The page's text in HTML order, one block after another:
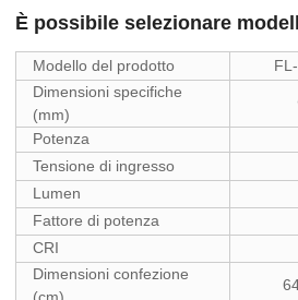
È possibile selezionare
Modello del prodotto
Dimensioni specifiche
(mm)
Potenza
Tensione di ingresso
Lumen
Fattore di potenza
CRI
Dimensioni confezione